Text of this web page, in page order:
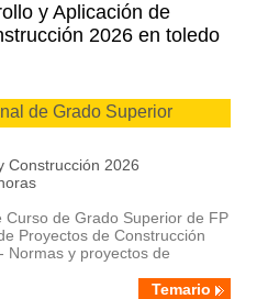
y Aplicación de
2026 en toledo
de Grado Superior
Construcción 2026
Curso de Grado Superior de FP
Proyectos de Construcción
y proyectos de
Temario